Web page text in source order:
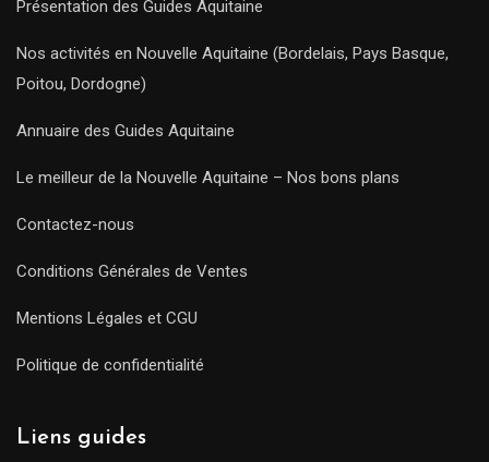
Présentation des Guides Aquitaine
Nos activités en Nouvelle Aquitaine (Bordelais, Pays Basque,
Poitou, Dordogne)
Annuaire des Guides Aquitaine
Le meilleur de la Nouvelle Aquitaine – Nos bons plans
Contactez-nous
Conditions Générales de Ventes
Mentions Légales et CGU
Politique de confidentialité
Liens guides